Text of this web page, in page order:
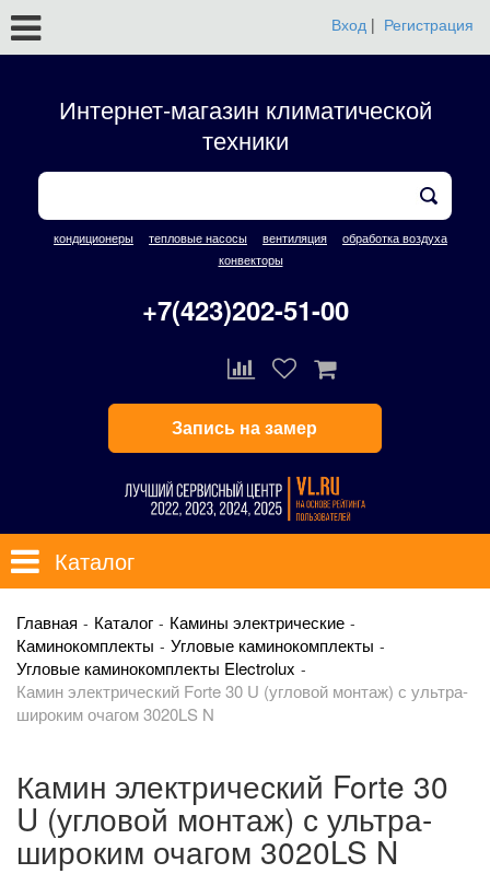
Вход | Регистрация
Интернет-магазин климатической
техники
кондиционеры тепловые насосы вентиляция
обработка воздуха
конвекторы
+7(423)202-51-00
Запись на замер
Каталог
Главная Каталог
Камины электрические
Каминокомплекты
Угловые каминокомплекты
Угловые каминокомплекты Electrolux
Камин электрический Forte 30 U (угловой монтаж) с ультра-
широким очагом 3020LS N
Камин электрический Forte 30
U (угловой монтаж) с ультра-
широким очагом 3020LS N